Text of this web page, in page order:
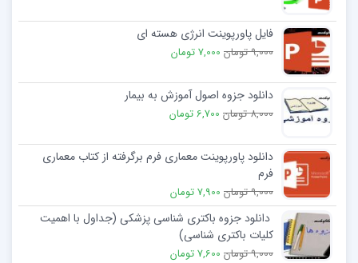
فایل پاورپوینت انرژی هسته ای
9,000 تومان 7,000 تومان
دانلود جزوه اصول آموزش به بیمار
8,000 تومان 6,700 تومان
دانلود پاورپوینت معماری فرم برگرفته از کتاب معماری
فرم
9,000 تومان 7,900 تومان
دانلود جزوه باکتری شناسی پزشکی (جداول با اهمیت
کلیات باکتری شناسی)
9,000 تومان 7,600 تومان